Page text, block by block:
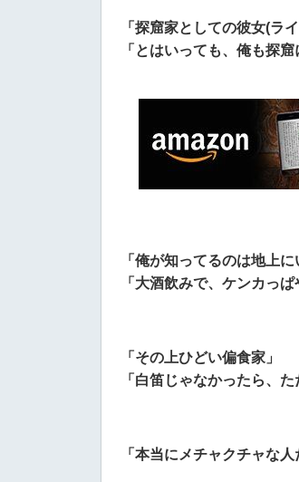
「探窟家としての彼女(ラ
「とはいっても、俺も探
「俺が知ってるのは地上に
「大酒飲みで、ケンカっ
「その上ひどい偏食家」
「白笛じゃなかったら、た
「本当にメチャクチャな人